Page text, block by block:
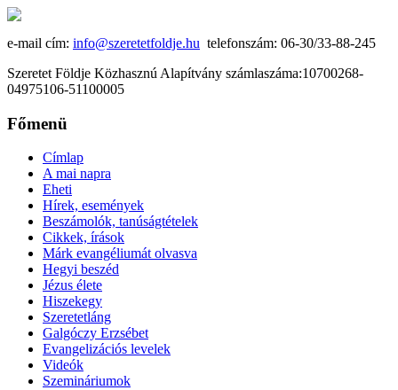
e-mail cím: info@szeretetfoldje.hu telefonszám: 06-30/33-88-245
Szeretet Földje Közhasznú Alapítvány számlaszáma:10700268-
04975106-51100005
Főmenü
Címlap
A mai napra
Eheti
Hírek, események
Beszámolók, tanúságtételek
Cikkek, írások
Márk evangéliumát olvasva
Hegyi beszéd
Jézus élete
Hiszekegy
Szeretetláng
Galgóczy Erzsébet
Evangelizációs levelek
Videók
Szemináriumok